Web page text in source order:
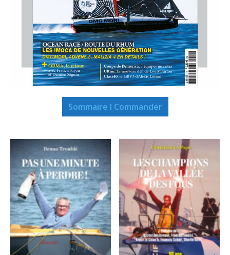
Sommaire I Commander